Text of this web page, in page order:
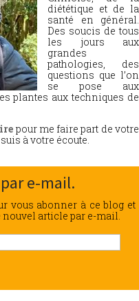
diététique et de la
santé en général.
Des soucis de tous
les jours aux
grandes
pathologies, des
questions que l’on
se pose aux
plantes aux techniques de
pour me faire part de votre
à votre écoute.
e-mail.
vous abonner à ce blog et
article par e-mail.